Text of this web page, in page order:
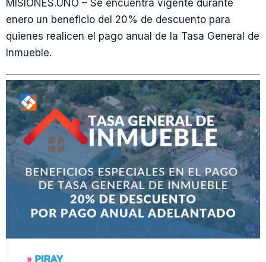
MISIONES.UNO – Se encuentra vigente durante
enero un beneficio del 20% de descuento para
quienes realicen el pago anual de la Tasa General de
Inmueble.